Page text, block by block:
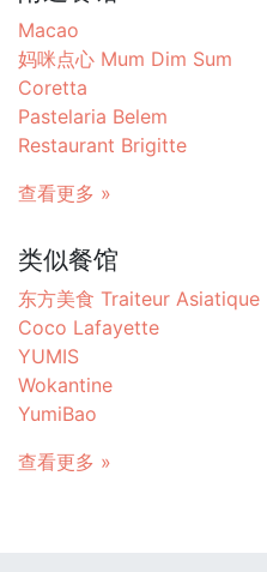
Macao
妈咪点心 Mum Dim Sum
Coretta
Pastelaria Belem
Restaurant Brigitte
查看更多 »
类似餐馆
东方美食 Traiteur Asiatique
Coco Lafayette
YUMIS
Wokantine
YumiBao
查看更多 »